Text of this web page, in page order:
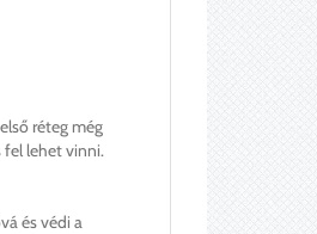
réteg még
fel lehet vinni.
és védi a